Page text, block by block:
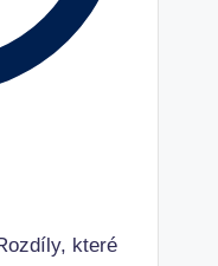
které